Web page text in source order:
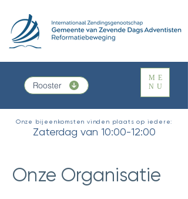
Rooster
ME
NU
Onze bijeenkomsten vinden plaats op iedere:
Zaterdag van 10:00-12:00
Onze Organisatie